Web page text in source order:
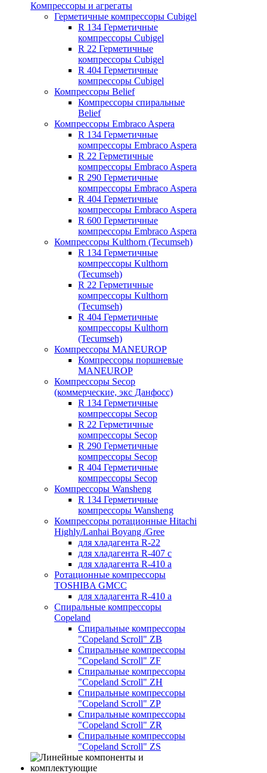
Компрессоры и агрегаты
Герметичные компрессоры Cubigel
R 134 Герметичные
компрессоры Cubigel
R 22 Герметичные
компрессоры Cubigel
R 404 Герметичные
компрессоры Cubigel
Компрессоры Belief
Компрессоры спиральные
Belief
Компрессоры Embraco Aspera
R 134 Герметичные
компрессоры Embraco Aspera
R 22 Герметичные
компрессоры Embraco Aspera
R 290 Герметичные
компрессоры Embraco Aspera
R 404 Герметичные
компрессоры Embraco Aspera
R 600 Герметичные
компрессоры Embraco Aspera
Компрессоры Kulthorn (Tecumseh)
R 134 Герметичные
компрессоры Kulthorn
(Tecumseh)
R 22 Герметичные
компрессоры Kulthorn
(Tecumseh)
R 404 Герметичные
компрессоры Kulthorn
(Tecumseh)
Компрессоры MANEUROP
Компрессоры поршневые
MANEUROP
Компрессоры Secop
(коммерческие, экс Данфосс)
R 134 Герметичные
компрессоры Secop
R 22 Герметичные
компрессоры Secop
R 290 Герметичные
компрессоры Secop
R 404 Герметичные
компрессоры Secop
Компрессоры Wansheng
R 134 Герметичные
компрессоры Wansheng
Компрессоры ротационные Hitachi
Highly/Lanhai Boyang /Gree
для хладагента R-22
для хладагента R-407 с
для хладагента R-410 а
Ротационные компрессоры
TOSHIBA GMCC
для хладагента R-410 а
Спиральные компрессоры
Copeland
Спиральные компрессоры
"Copeland Scroll" ZB
Спиральные компрессоры
"Copeland Scroll" ZF
Спиральные компрессоры
"Copeland Scroll" ZH
Спиральные компрессоры
"Copeland Scroll" ZP
Спиральные компрессоры
"Copeland Scroll" ZR
Спиральные компрессоры
"Copeland Scroll" ZS